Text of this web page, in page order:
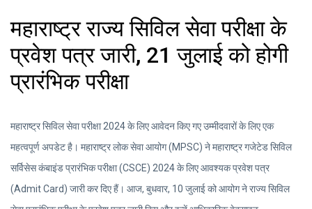
महाराष्ट्र राज्य सिविल सेवा परीक्षा के
प्रवेश पत्र जारी, 21 जुलाई को होगी
प्रारंभिक परीक्षा
महाराष्ट्र सिविल सेवा परीक्षा 2024 के लिए आवेदन किए गए उम्मीदवारों के लिए एक
महत्वपूर्ण अपडेट है। महाराष्ट्र लोक सेवा आयोग (MPSC) ने महाराष्ट्र गजेटेड सिविल
सर्विसेस कंबाइंड प्रारंभिक परीक्षा (CSCE) 2024 के लिए आवश्यक प्रवेश पत्र
(Admit Card) जारी कर दिए हैं। आज, बुधवार, 10 जुलाई को आयोग ने राज्य सिविल